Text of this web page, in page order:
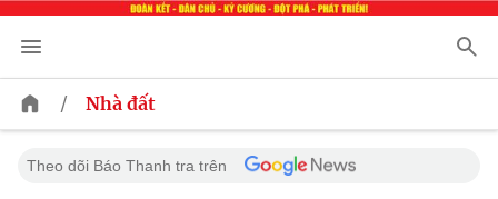
/ Nhà đất
Theo dõi Báo Thanh tra trên